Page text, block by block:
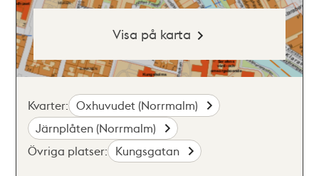
Visa på karta
Kvarter: Oxhuvudet (Norrmalm)
Järnplåten (Norrmalm)
Övriga platser: Kungsgatan